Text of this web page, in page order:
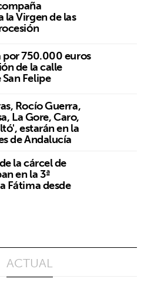
Virgen de las
750.000 euros
de la calle
Felipe
Rocío Guerra,
La Gore, Caro,
estarán en la
de Andalucía
la cárcel de
en la 3ª
Fátima desde
ACTUAL